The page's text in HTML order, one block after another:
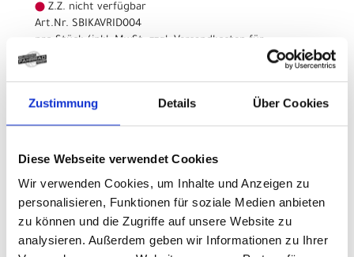
Zustimmung Details Über Cookies
Diese Webseite verwendet Cookies
Wir verwenden Cookies, um Inhalte und Anzeigen zu
personalisieren, Funktionen für soziale Medien anbieten
zu können und die Zugriffe auf unsere Website zu
analysieren. Außerdem geben wir Informationen zu Ihrer
Z.Z. nicht verfügbar
Art.Nr. SBIKAVRID004
pro Stück (inkl. MwSt. zzgl. Versandkosten für
Standardartikel
Ridley Kanzo Adventure
Alu GRX400 KAV01Am XXS
Modelljahr 2025
Z.Z. nicht verfügbar